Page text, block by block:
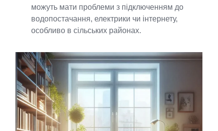
можуть мати проблеми з підключенням до
водопостачання, електрики чи інтернету,
особливо в сільських районах.